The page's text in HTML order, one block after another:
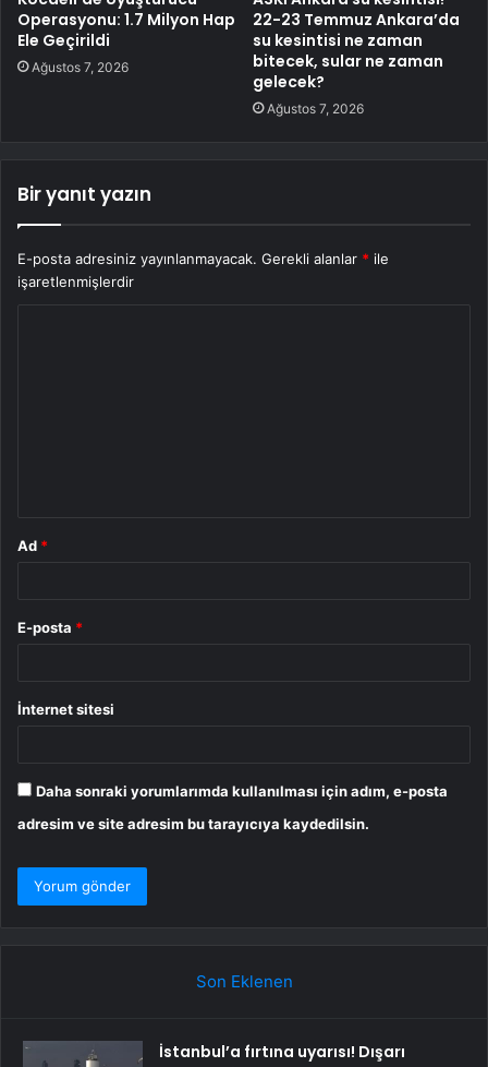
Operasyonu: 1.7 Milyon Hap
Ele Geçirildi
Ağustos 7, 2026
22-23 Temmuz Ankara’da
su kesintisi ne zaman
bitecek, sular ne zaman
gelecek?
Ağustos 7, 2026
Bir yanıt yazın
E-posta adresiniz yayınlanmayacak. Gerekli alanlar * ile
işaretlenmişlerdir
Ad *
E-posta *
İnternet sitesi
Daha sonraki yorumlarımda kullanılması için adım, e-posta
adresim ve site adresim bu tarayıcıya kaydedilsin.
Son Eklenen
İstanbul’a fırtına uyarısı! Dışarı